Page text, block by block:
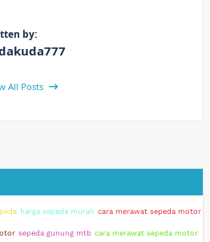
by:
All Posts
harga sepeda murah cara merawat sepeda motor
sepeda gunung mtb cara merawat sepeda motor